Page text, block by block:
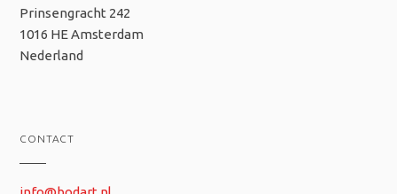
Prinsengracht 242
1016 HE Amsterdam
Nederland
CONTACT